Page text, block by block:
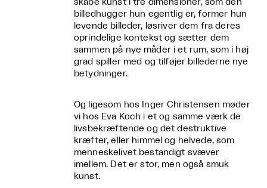
skabe kunst i tre dimensioner, som den
billedhugger hun egentlig er, former hun
levende billeder, løsriver dem fra deres
oprindelige kontekst og sætter dem
sammen på nye måder i et rum, som i høj
grad spiller med og tilføjer billederne nye
betydninger.
Og ligesom hos Inger Christensen møder
vi hos Eva Koch i et og samme værk de
livsbekræftende og det destruktive
kræfter, eller himmel og helvede, som
menneskelivet bestandigt svæver
imellem. Det er stor, men også smuk
kunst.